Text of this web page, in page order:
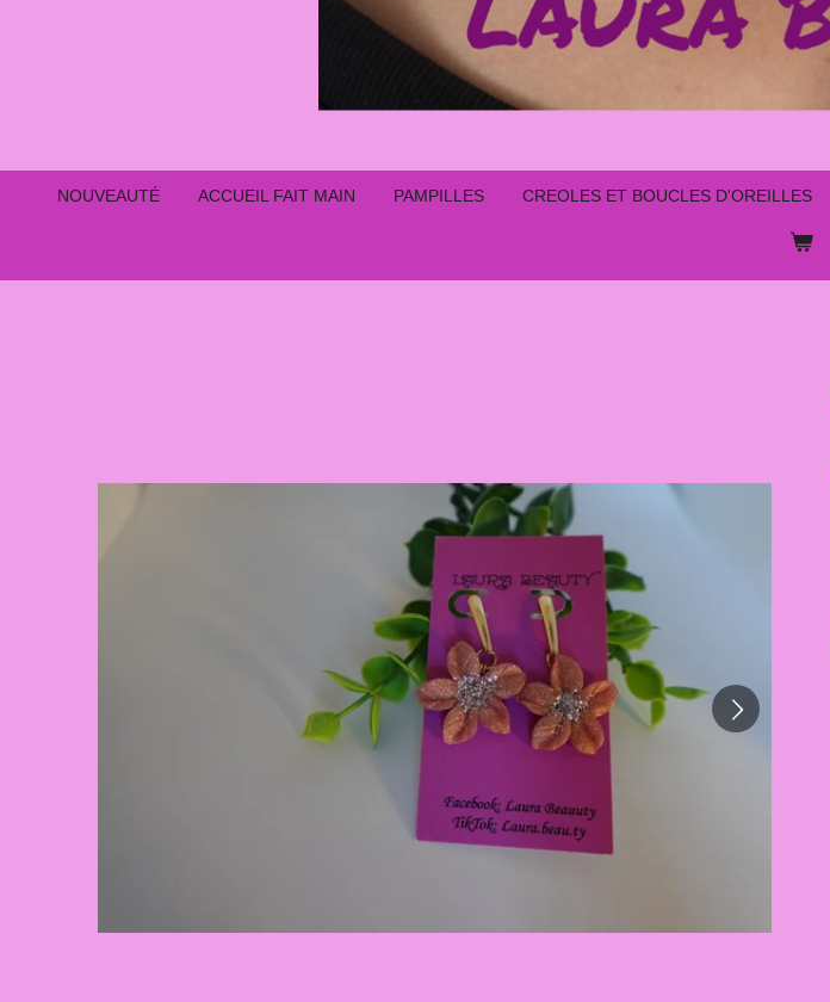
NOUVEAUTÉ ACCUEIL FAIT MAIN PAMPILLES CREOLES ET BOUCLES D'OREILLES